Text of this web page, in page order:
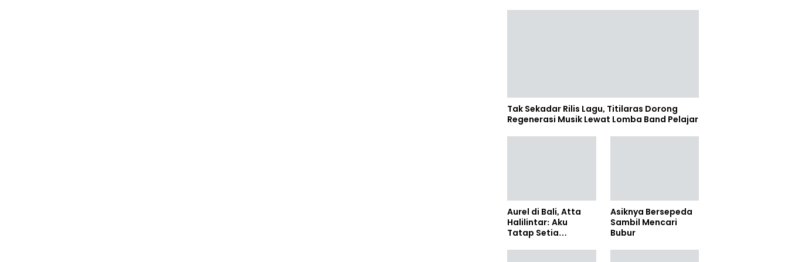
Tak Sekadar Rilis Lagu, Titilaras Dorong
Regenerasi Musik Lewat Lomba Band Pelajar
Aurel di Bali, Atta
Halilintar: Aku
Tatap Setia
Asiknya Bersepeda
Sambil Mencari
Bubur